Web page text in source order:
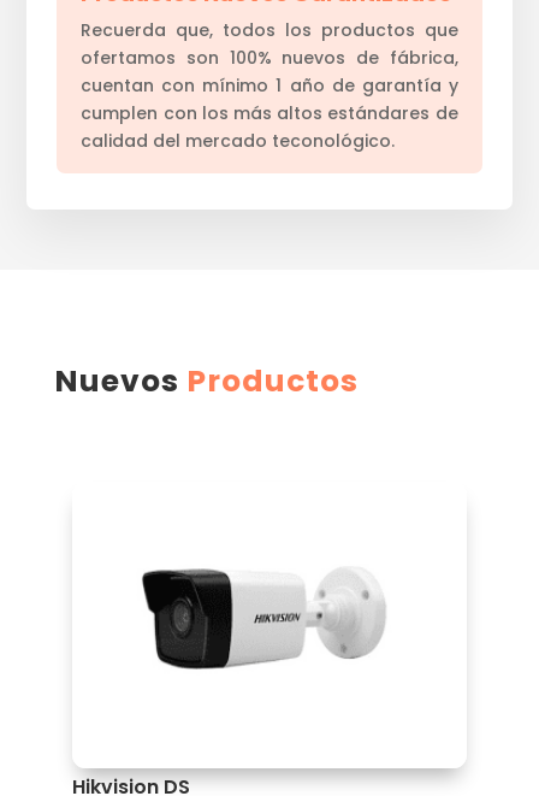
Recuerda que, todos los productos que
ofertamos son 100% nuevos de fábrica,
cuentan con mínimo 1 año de garantía y
cumplen con los más altos estándares de
calidad del mercado teconológico.
Nuevos Productos
Hikvision DS